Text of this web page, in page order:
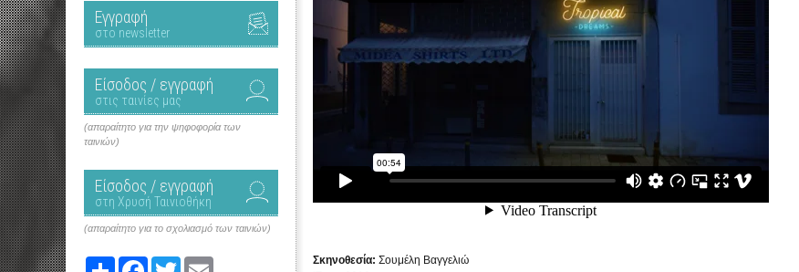
Εγγραφή
στο newsletter
Είσοδος / εγγραφή
στις ταινίες μας
(απαραίτητο για την ψηφοφορία των
ταινιών)
Είσοδος / εγγραφή
στη Χρυσή Ταινιοθήκη
(απαραίτητο για το σχολιασμό των ταινιών)
Share FacebookTwitter Σκηνοθεσία: Σουμέλη Βαγγελιώ